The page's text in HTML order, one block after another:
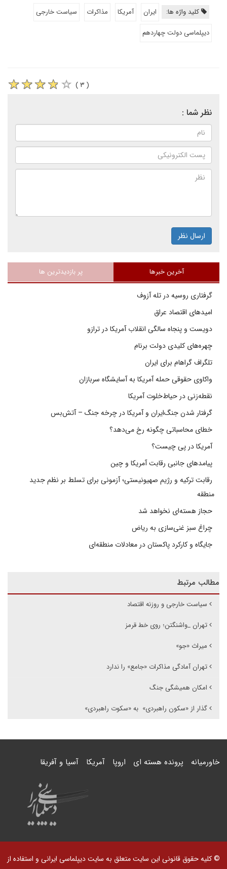
کلید واژه ها: ایران آمریکا مذاکرات
سیاست خارجی
دیپلماسی دولت چهاردهم
( ۳ )
نظر شما :
ارسال نظر
آخرین خبرها پر بازدیدترین ها
گرفتاری روسیه در تله آزوف
امیدهای اقتصاد عراق
دویست و پنجاه سالگی انقلاب آمریکا در ترازو
چهره‌های کلیدی دولت برنام
تلگراف گراهام برای ایران
واکاوی حقوقی حمله آمریکا به آسایشگاه سربازان
نقطه‌زنی در حیاط‌خلوت آمریکا
گرفتار شدن جنگ‌ایران و آمریکا در چرخه جنگ – آتش‌بس
خطای محاسباتی چگونه رخ می‌دهد؟
آمریکا در پی چیست؟
پیامدهای جانبی رقابت آمریکا و چین
رقابت ترکیه و رژیم صهیونیستی؛ آزمونی برای تسلط بر نظم جدید
منطقه
حجاز هسته‌ای نخواهد شد
چراغ سبز غنی‌سازی به ریاض
جایگاه و کارکرد پاکستان در معادلات منطقه‌ای
مطالب مرتبط
سیاست خارجی و روزنه اقتصاد
تهران _واشنگتن؛ روی خط قرمز
میراث «جو»
تهران آمادگی مذاکرات «جامع» را ندارد
امکان همیشگی جنگ
گذار از «سکون راهبردی» به «سکوت راهبردی»
خاورمیانه پرونده هسته ای اروپا آمریکا آسیا و آفریقا
© کلیه حقوق قانونی این سایت متعلق به سایت دیپلماسی ایرانی و استفاده از